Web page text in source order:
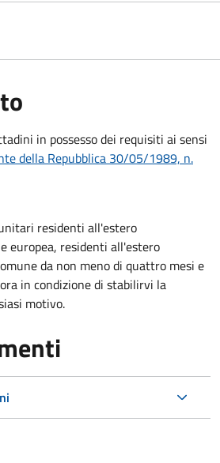
in possesso dei requisiti ai sensi
della Repubblica 30/05/1989, n.
residenti all'estero
europea, residenti all'estero
da non meno di quattro mesi e
in condizione di stabilirvi la
motivo.